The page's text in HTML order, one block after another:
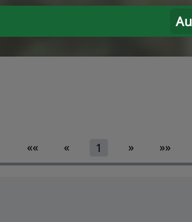
«« « 1 » »»